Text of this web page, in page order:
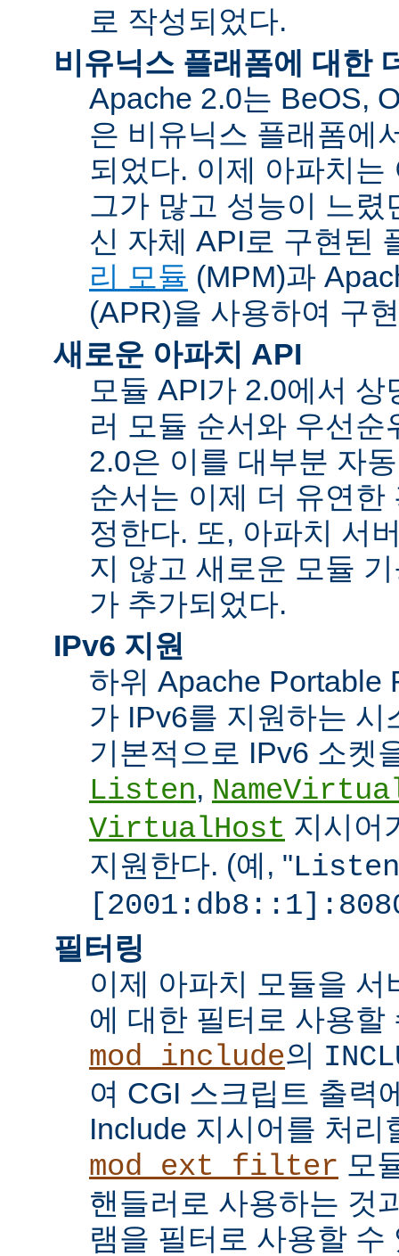
로 작성되었다.
비유닉스 플래폼에 대한
Apache 2.0는 BeOS,
은 비유닉스 플래폼에
되었다. 이제 아파치
그가 많고 성능이 느
신 자체 API로 구현된
리 모듈 (MPM)과
(APR)을 사용하여 구
새로운 아파치 API
모듈 API가 2.0에서
러 모듈 순서와 우선
2.0은 이를 대부분 자
순서는 이제 더 유연한
정한다. 또, 아파치 서
지 않고 새로운 모듈
가 추가되었다.
IPv6 지원
하위 Apache Portable
가 IPv6를 지원하는 시
기본적으로 IPv6 소켓
Listen,
VirtualHost 지시어
지원한다. (예, "Listen
필터링
이제 아파치 모듈을
에 대한 필터로 사용할
mod_include의
여 CGI 스크립트 출력
Include 지시어를 처리
mod_ext_filter 모
핸들러로 사용하는 것
램을 필터로 사용할 수